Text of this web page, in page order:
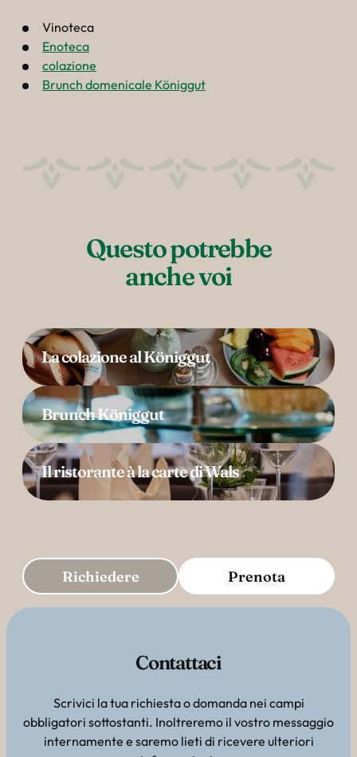
Vinoteca
Enoteca
colazione
Brunch domenicale Königgut
Questo potrebbe
anche voi
La colazione al Königgut
Brunch Königgut
Il ristorante à la carte di Wals
Richiedere Prenota
Contattaci
Scrivici la tua richiesta o domanda nei campi
obbligatori sottostanti. Inoltreremo il vostro messaggio
internamente e saremo lieti di ricevere ulteriori